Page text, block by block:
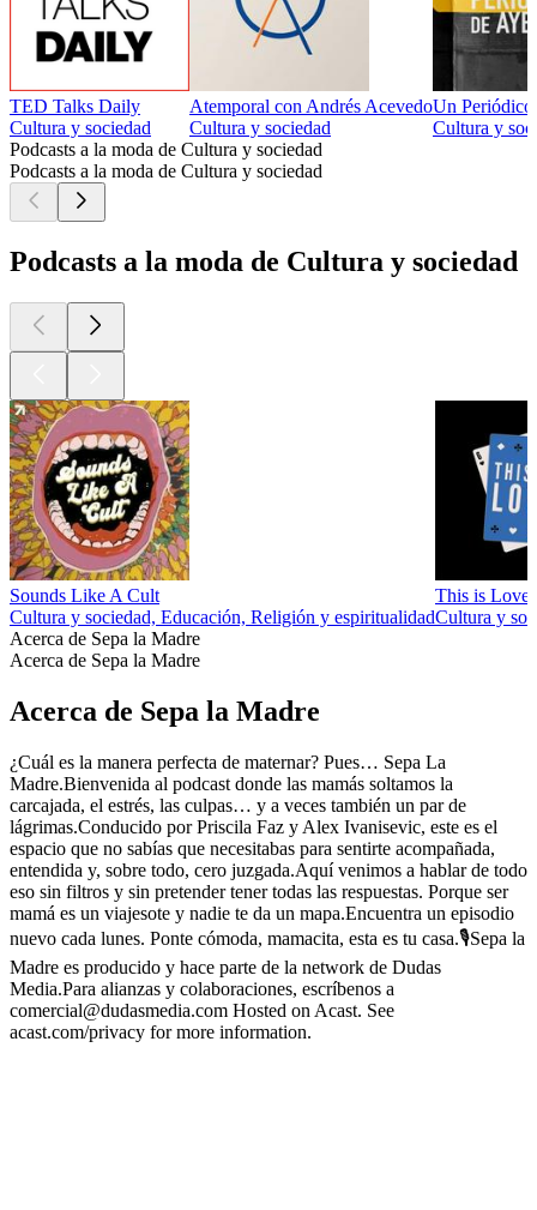
TED Talks Daily
Cultura y sociedad
Atemporal con Andrés Acevedo
Cultura y sociedad
Un Periódico
Cultura y
Podcasts a la moda de Cultura y sociedad
Podcasts a la moda de Cultura y sociedad
Podcasts a la moda de Cultura y sociedad
Sounds Like A Cult
Cultura y sociedad, Educación, Religión y espiritualidad
This is Love
Cultura y
Acerca de Sepa la Madre
Acerca de Sepa la Madre
Acerca de Sepa la Madre
¿Cuál es la manera perfecta de maternar? Pues… Sepa La
Madre.Bienvenida al podcast donde las mamás soltamos la
carcajada, el estrés, las culpas… y a veces también un par de
lágrimas.Conducido por Priscila Faz y Alex Ivanisevic, este es el
espacio que no sabías que necesitabas para sentirte acompañada,
entendida y, sobre todo, cero juzgada.Aquí venimos a hablar de todo
eso sin filtros y sin pretender tener todas las respuestas. Porque ser
mamá es un viajesote y nadie te da un mapa.Encuentra un episodio
nuevo cada lunes. Ponte cómoda, mamacita, esta es tu casa.🎙️Sepa la
Madre es producido y hace parte de la network de Dudas
Media.Para alianzas y colaboraciones, escríbenos a
comercial@dudasmedia.com Hosted on Acast. See
acast.com/privacy for more information.